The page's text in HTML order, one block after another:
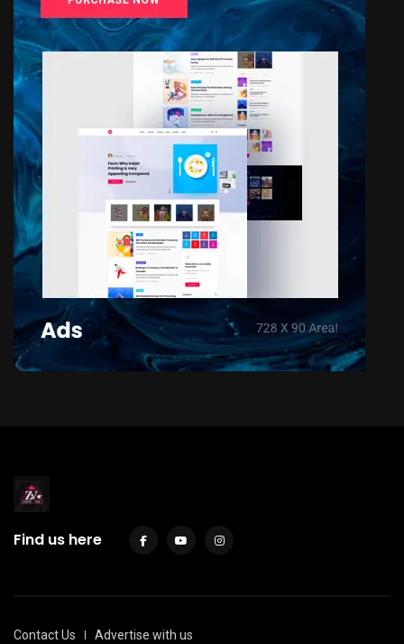
Find us here
Contact Us Advertise with us